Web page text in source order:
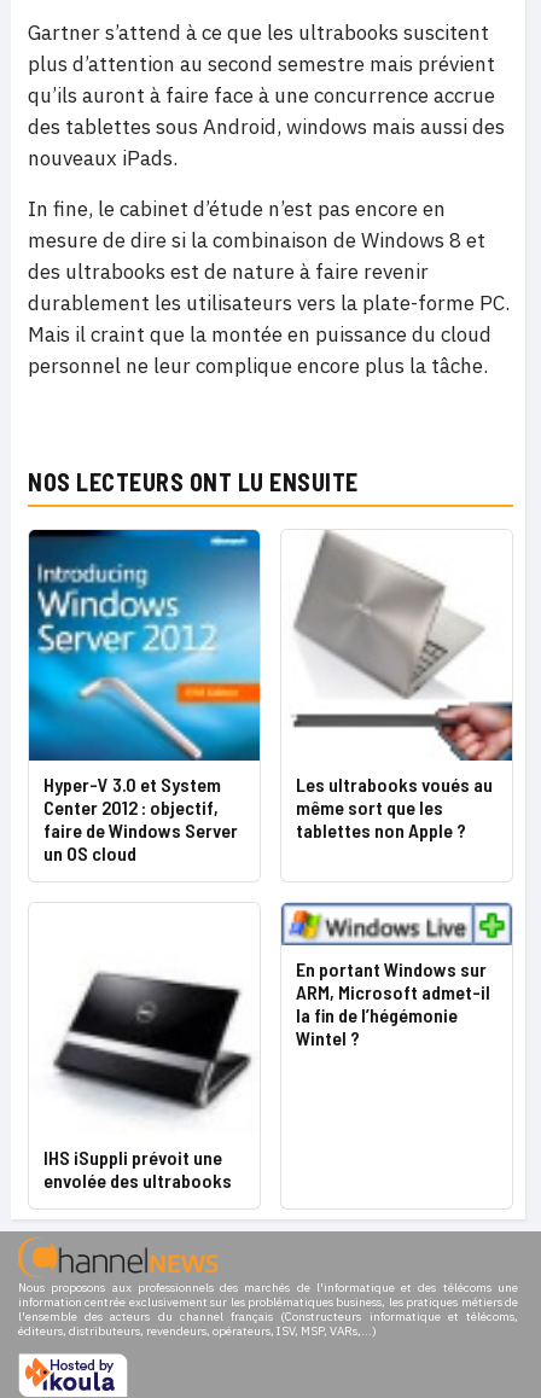
Gartner s’attend à ce que les ultrabooks suscitent
plus d’attention au second semestre mais prévient
qu’ils auront à faire face à une concurrence accrue
des tablettes sous Android, windows mais aussi des
nouveaux iPads.
In fine, le cabinet d’étude n’est pas encore en
mesure de dire si la combinaison de Windows 8 et
des ultrabooks est de nature à faire revenir
durablement les utilisateurs vers la plate-forme PC.
Mais il craint que la montée en puissance du cloud
personnel ne leur complique encore plus la tâche.
NOS LECTEURS ONT LU ENSUITE
Hyper-V 3.0 et System
Center 2012 : objectif,
faire de Windows Server
un OS cloud
Les ultrabooks voués au
même sort que les
tablettes non Apple ?
IHS iSuppli prévoit une
envolée des ultrabooks
En portant Windows sur
ARM, Microsoft admet-il
la fin de l’hégémonie
Wintel ?
Nous proposons aux professionnels des marchés de l'informatique et des télécoms une
information centrée exclusivement sur les problématiques business, les pratiques métiers de
l'ensemble des acteurs du channel français (Constructeurs informatique et télécoms,
éditeurs, distributeurs, revendeurs, opérateurs, ISV, MSP, VARs,...)